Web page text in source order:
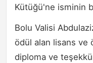
Kütüğü'ne isminin
Bolu Valisi
ödül alan lisans ve
diploma ve